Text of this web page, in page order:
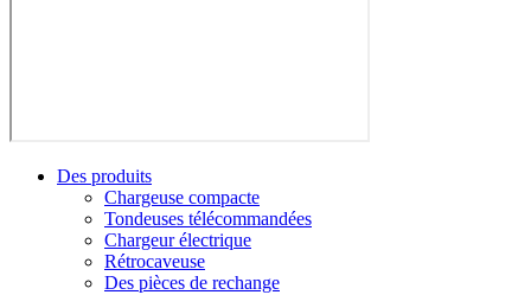
Des produits
Chargeuse compacte
Tondeuses télécommandées
Chargeur électrique
Rétrocaveuse
Des pièces de rechange